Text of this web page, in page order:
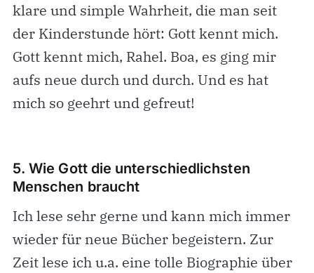
klare und simple Wahrheit, die man seit
der Kinderstunde hört: Gott kennt mich.
Gott kennt mich, Rahel. Boa, es ging mir
aufs neue durch und durch. Und es hat
mich so geehrt und gefreut!
5. Wie Gott die unterschiedlichsten
Menschen braucht
Ich lese sehr gerne und kann mich immer
wieder für neue Bücher begeistern. Zur
Zeit lese ich u.a. eine tolle Biographie über